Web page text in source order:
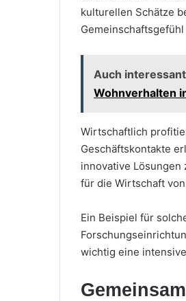
kulturellen Schätze
Auch interessant
Wohnverhalten
Wirtschaftlich
Geschäftskontakte
innovative
für die Wirtschaft
Ein Beispiel für
wichtig eine